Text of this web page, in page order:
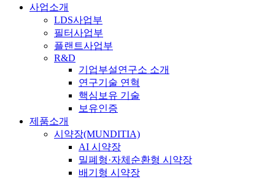
사업소개
LDS사업부
필터사업부
플랜트사업부
R&D
기업부설연구소 소개
연구기술 연혁
핵심보유 기술
보유인증
제품소개
시약장(MUNDITIA)
AI 시약장
밀폐형·자체순환형 시약장
배기형 시약장